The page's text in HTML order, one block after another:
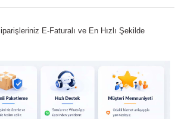
E-Faturalı ve En Hızlı Şekilde